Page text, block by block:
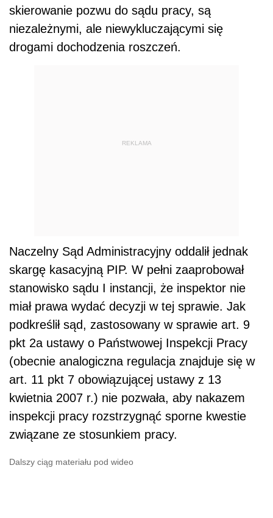
skierowanie pozwu do sądu pracy, są
niezależnymi, ale niewykluczającymi się
drogami dochodzenia roszczeń.
REKLAMA
Naczelny Sąd Administracyjny oddalił jednak
skargę kasacyjną PIP. W pełni zaaprobował
stanowisko sądu I instancji, że inspektor nie
miał prawa wydać decyzji w tej sprawie. Jak
podkreślił sąd, zastosowany w sprawie art. 9
pkt 2a ustawy o Państwowej Inspekcji Pracy
(obecnie analogiczna regulacja znajduje się w
art. 11 pkt 7 obowiązującej ustawy z 13
kwietnia 2007 r.) nie pozwała, aby nakazem
inspekcji pracy rozstrzygnąć sporne kwestie
związane ze stosunkiem pracy.
Dalszy ciąg materiału pod wideo